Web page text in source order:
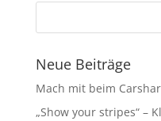
Neue Beiträge
Mach mit beim
„Show your stripes“ –